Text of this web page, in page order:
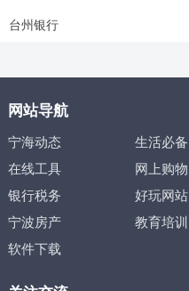
台州银行
网站导航
宁海动态 生活必备
在线工具
网上购物
银行税务
好玩网站
宁波房产
教育培训
软件下载